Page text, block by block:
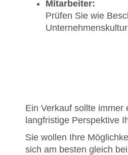
Mitarbeiter:
Prüfen Sie wie
Ein Verkauf sollte
langfristige Perspektive
Sie wollen Ihre
sich am besten gleich